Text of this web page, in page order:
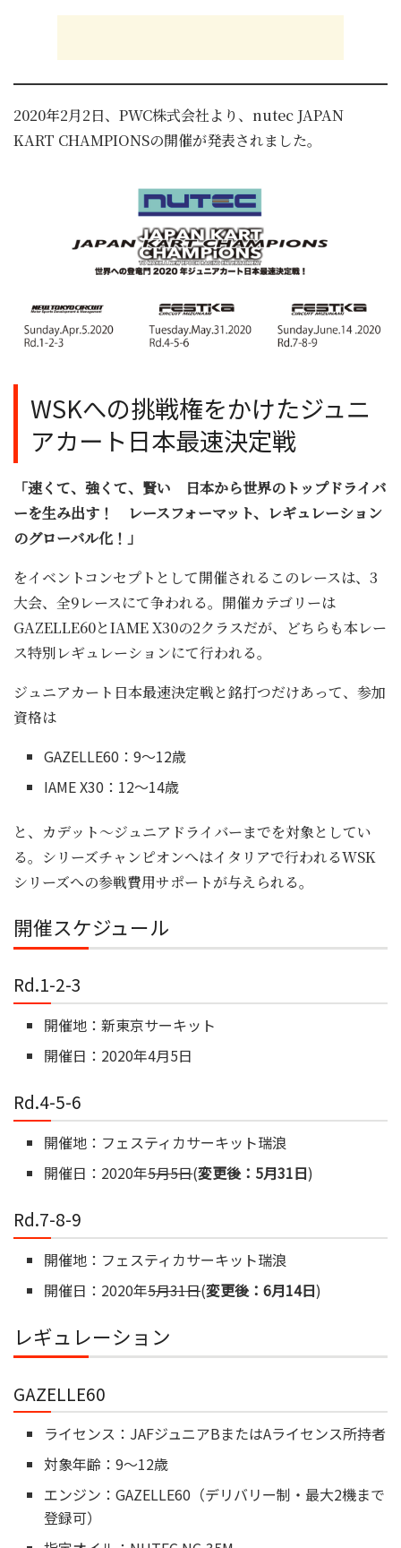
2020年2月2日、PWC株式会社より、nutec JAPAN
KART CHAMPIONSの開催が発表されました。
WSKへの挑戦権をかけたジュニ
アカート日本最速決定戦
「速くて、強くて、賢い 日本から世界のトップドライバ
ーを生み出す！ レースフォーマット、レギュレーション
のグローバル化！」
をイベントコンセプトとして開催されるこのレースは、3
大会、全9レースにて争われる。開催カテゴリーは
GAZELLE60とIAME X30の2クラスだが、どちらも本レー
ス特別レギュレーションにて行われる。
ジュニアカート日本最速決定戦と銘打つだけあって、参加
資格は
GAZELLE60：9～12歳
IAME X30：12～14歳
と、カデット～ジュニアドライバーまでを対象としてい
る。シリーズチャンピオンへはイタリアで行われるWSK
シリーズへの参戦費用サポートが与えられる。
開催スケジュール
Rd.1-2-3
開催地：新東京サーキット
開催日：2020年4月5日
Rd.4-5-6
開催地：フェスティカサーキット瑞浪
開催日：2020年5月5日(変更後：5月31日)
Rd.7-8-9
開催地：フェスティカサーキット瑞浪
開催日：2020年5月31日(変更後：6月14日)
レギュレーション
GAZELLE60
ライセンス：JAFジュニアBまたはAライセンス所持者
対象年齢：9～12歳
エンジン：GAZELLE60（デリバリー制・最大2機まで
登録可）